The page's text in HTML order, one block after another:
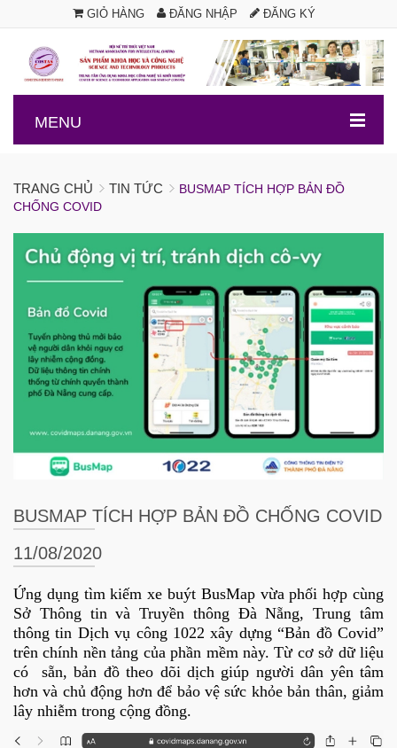
GIỎ HÀNG ĐĂNG NHẬP ĐĂNG KÝ
.
MENU
TRANG CHỦ TIN TỨC
BUSMAP TÍCH HỢP BẢN ĐỒ
CHỐNG COVID
BUSMAP TÍCH HỢP BẢN ĐỒ CHỐNG COVID
11/08/2020
Ứng dụng tìm kiếm xe buýt BusMap vừa phối hợp cùng
Sở Thông tin và Truyền thông Đà Nẵng, Trung tâm
thông tin Dịch vụ công 1022 xây dựng “Bản đồ Covid”
trên chính nền tảng của phần mềm này. Từ cơ sở dữ liệu
có sẵn, bản đồ theo dõi dịch giúp người dân yên tâm
hơn và chủ động hơn để bảo vệ sức khỏe bản thân, giảm
lây nhiễm trong cộng đồng.